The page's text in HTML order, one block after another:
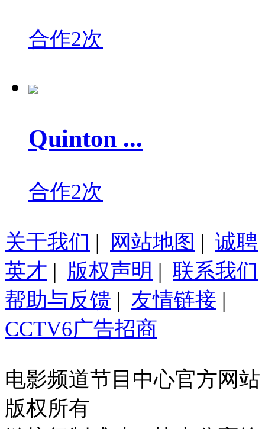
合作2次
Quinton ...
合作2次
关于我们 | 网站地图 | 诚聘
英才 | 版权声明 | 联系我们
帮助与反馈 | 友情链接 |
CCTV6广告招商
电影频道节目中心官方网站
版权所有